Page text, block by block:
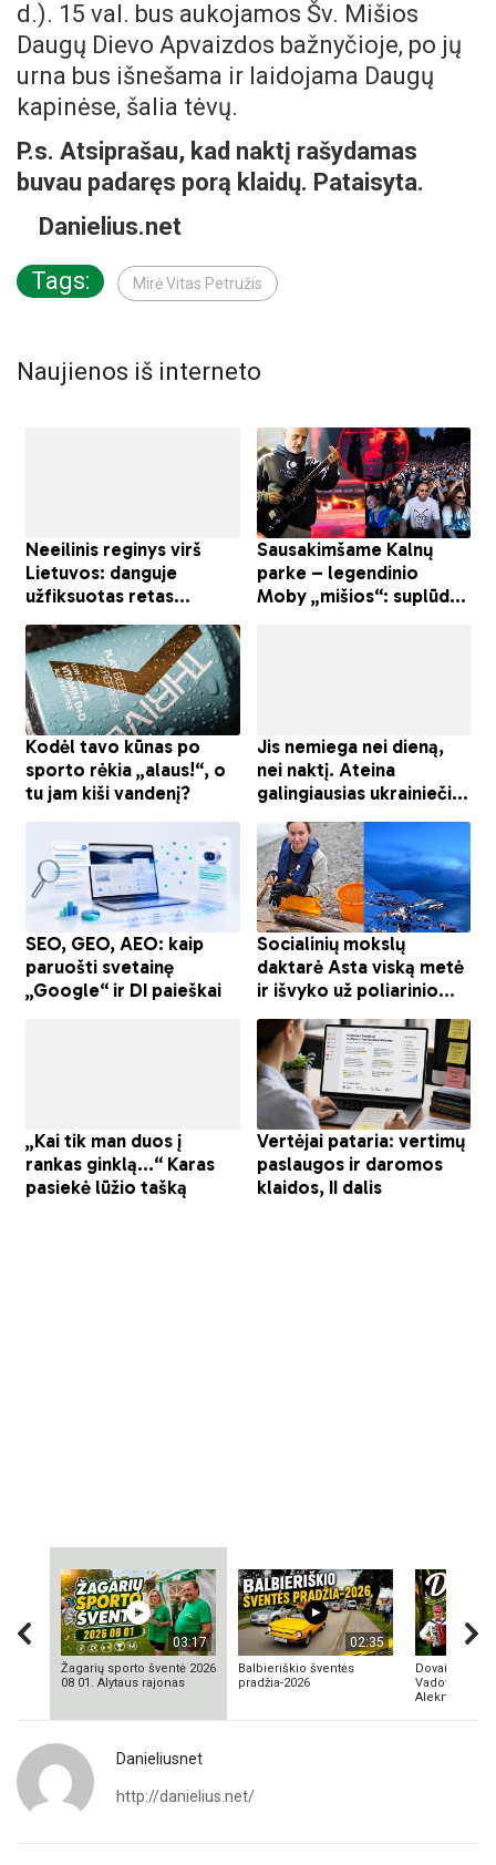
d.). 15 val. bus aukojamos Šv. Mišios
Daugų Dievo Apvaizdos bažnyčioje, po jų
urna bus išnešama ir laidojama Daugų
kapinėse, šalia tėvų.
P.s. Atsiprašau, kad naktį rašydamas
buvau padaręs porą klaidų. Pataisyta.
Danielius.net
Tags:
Mirė Vitas Petružis
Naujienos iš interneto
03:17
Žagarių sporto šventė 2026
08 01. Alytaus rajonas
02:35
Balbieriškio šventės
pradžia-2026
Dovainonių
Vadovas
Aleknavičius
Danieliusnet
http://danielius.net/